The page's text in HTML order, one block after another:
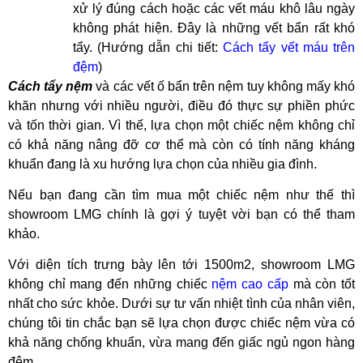
xử lý đúng cách hoặc các vết máu khô lâu ngày
không phát hiện. Đây là những vết bẩn rất khó
tẩy. (Hướng dẫn chi tiết:Cách tẩy vết máu trên
đệm)
Cách tẩy nệm và các vết ố bẩn trên nệm tuy không mấy khó
khăn nhưng với nhiều người, điều đó thực sự phiền phức
và tốn thời gian. Vì thế, lựa chọn một chiếc nệm không chỉ
có khả năng nâng đỡ cơ thể mà còn có tính năng kháng
khuẩn đang là xu hướng lựa chọn của nhiều gia đình.
Nếu bạn đang cần tìm mua một chiếc nệm như thế thì
showroom LMG chính là gợi ý tuyệt vời bạn có thể tham
khảo.
Với diện tích trưng bày lên tới 1500m2, showroom LMG
không chỉ mang đến những chiếc nệm cao cấpmà còn tốt
nhất cho sức khỏe. Dưới sự tư vấn nhiệt tình của nhân viên,
chúng tôi tin chắc bạn sẽ lựa chọn được chiếc nệm vừa có
khả năng chống khuẩn, vừa mang đến giấc ngủ ngon hàng